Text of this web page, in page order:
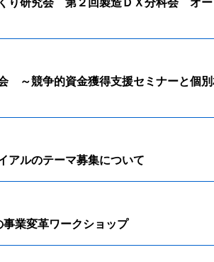
り研究会 第２回製造ＤＸ分科会 オー
～競争的資金獲得支援セミナーと個別
アルのテーマ募集について
業変革ワークショップ